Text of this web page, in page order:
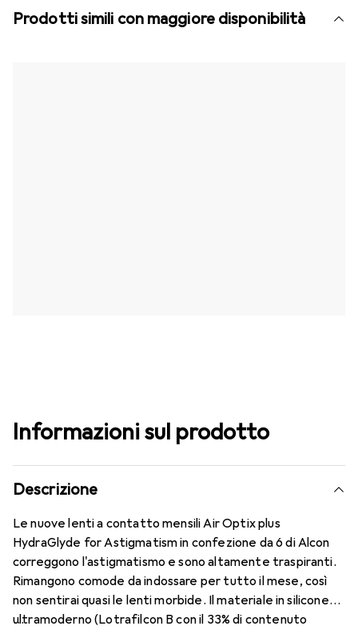
Prodotti simili con maggiore disponibilità
Informazioni sul prodotto
Descrizione
Le nuove lenti a contatto mensili Air Optix plus
HydraGlyde for Astigmatism in confezione da 6 di Alcon
correggono l'astigmatismo e sono altamente traspiranti.
Rimangono comode da indossare per tutto il mese, così
non sentirai quasi le lenti morbide. Il materiale in silicone
ultramoderno (Lotrafilcon B con il 33% di contenuto